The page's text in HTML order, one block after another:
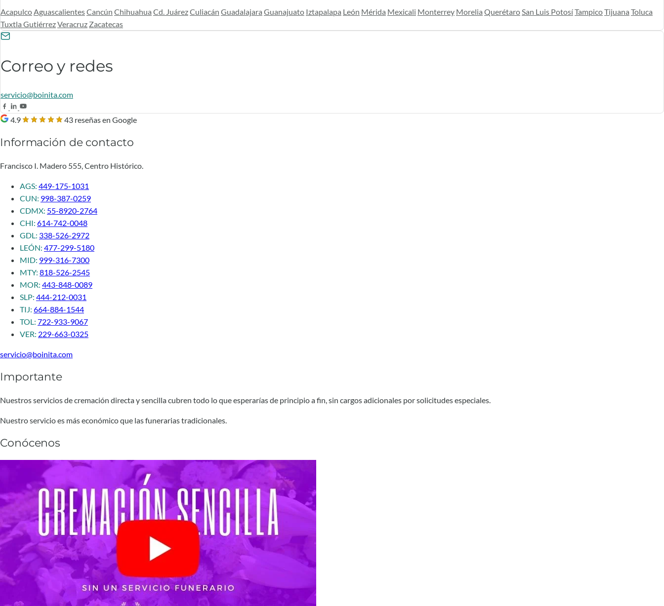
AcapulcoAguascalientesCancún Chihuahua Cd. JuárezCuliacán Guadalajara Guanajuato Iztapalapa León Mérida Mexicali Monterrey Morelia QuerétaroSan Luis PotosíTampicoTijuana Toluca
Tuxtla GutiérrezVeracruz Zacatecas
Correo y redes
servicio@boinita.com
4.9 43 reseñas en Google
Información de contacto
Francisco I. Madero 555, Centro Histórico.
AGS: 449-175-1031
CUN: 998-387-0259
CDMX: 55-8920-2764
CHI: 614-742-0048
GDL: 338-526-2972
LEÓN: 477-299-5180
MID: 999-316-7300
MTY: 818-526-2545
MOR: 443-848-0089
SLP: 444-212-0031
TIJ: 664-884-1544
TOL: 722-933-9067
VER: 229-663-0325
servicio@boinita.com
Importante
Nuestros servicios de cremación directa y sencilla cubren todo lo que esperarías de principio a fin, sin cargos adicionales por solicitudes especiales.
Nuestro servicio es más económico que las funerarias tradicionales.
Conócenos